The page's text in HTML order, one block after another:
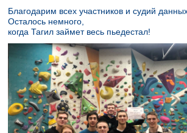
Благодарим всех участников и судий
Осталось немного,
когда Тагил займет весь пьедестал!